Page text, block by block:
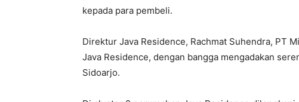
kepada para pembeli.
Direktur Java Residence, Rachmat Suhendra, PT
Java Residence, dengan bangga mengadakan
Sidoarjo.